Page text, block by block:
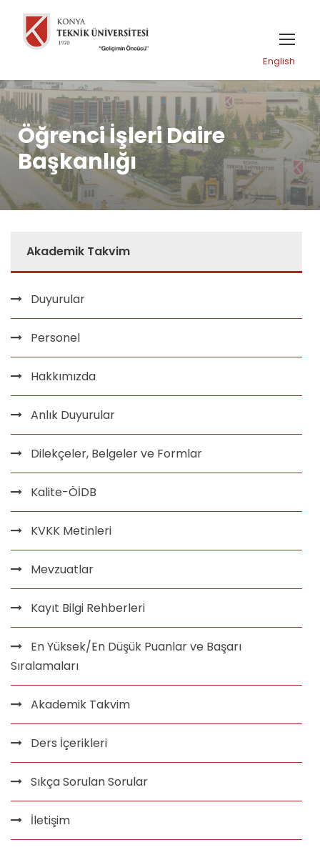
English
Öğrenci İşleri Daire
Başkanlığı
Akademik Takvim
Duyurular
Personel
Hakkımızda
Anlık Duyurular
Dilekçeler, Belgeler ve Formlar
Kalite-ÖİDB
KVKK Metinleri
Mevzuatlar
Kayıt Bilgi Rehberleri
En Yüksek/En Düşük Puanlar ve Başarı
Sıralamaları
Akademik Takvim
Ders İçerikleri
Sıkça Sorulan Sorular
İletişim